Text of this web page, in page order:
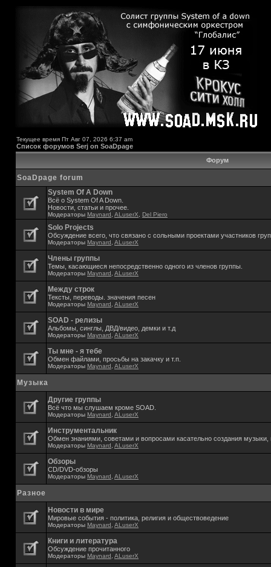
Текущее время Пт Авг 07, 2026 6:37 am
Список форумов Serj on SoaDpage
Форум
SoaDpage forum
System Of A Down
Всё о System Of A Down.
Новости, статьи и прочее.
Модераторы Maynard ALuserX Del Piero
Solo Projects
Обсуждение всего, что связано с сольными проектами участников
Модераторы Maynard ALuserX
Члены группы
Темы, касающиеся непосредственно одного из членов группы.
Модераторы Maynard ALuserX
Между строк
Тексты, переводы. значения песен
Модераторы Maynard ALuserX
SOAD - релизы
Альбомы, синглы, ДВД/видео, демки и т.д
Модераторы Maynard ALuserX
Ты мне - я тебе
Обмен файлами, просьбы на закачку и т.п.
Модераторы Maynard ALuserX
Музыка
Другие группы
Всё что мы слушаем кроме SOAD.
Модераторы Maynard ALuserX
Инструментальник
Обмен знаниями, советами и вопросами касательно создания музыки,
Модераторы Maynard ALuserX
Обзоры
CD/DVD-обзоры
Модераторы Maynard ALuserX
Разное
Новости в мире
Мировые события - политика, религия и обществоведение
Модераторы Maynard ALuserX
Книги и литература
Обсуждение прочитанного
Модераторы Maynard ALuserX